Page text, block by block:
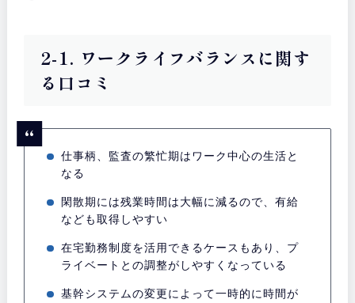
2-1. ワークライフバランスに関す
る口コミ
仕事柄、監査の繁忙期はワーク中心の生活と
なる
閑散期には残業時間は大幅に減るので、有給
なども取得しやすい
在宅勤務制度を活用できるケースもあり、プ
ライベートとの調整がしやすくなっている
基幹システムの変更によって一時的に時間が